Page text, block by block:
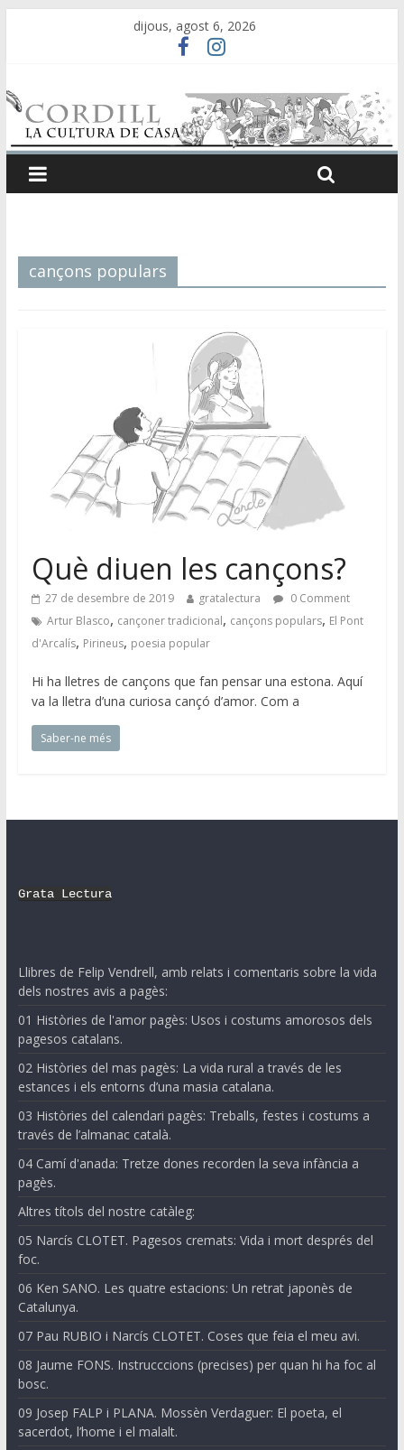
dijous, agost 6, 2026
cançons populars
Què diuen les cançons?
27 de desembre de 2019 gratalectura
0 Comment
Artur Blasco, cançoner tradicional, cançons populars, El Pont
d'Arcalís, Pirineus, poesia popular
Hi ha lletres de cançons que fan pensar una estona. Aquí
va la lletra d’una curiosa cançó d’amor. Com a
Saber-ne més
Grata Lectura
Llibres de Felip Vendrell, amb relats i comentaris sobre la vida
dels nostres avis a pagès:
01 Històries de l'amor pagès: Usos i costums amorosos dels
pagesos catalans.
02 Històries del mas pagès: La vida rural a través de les
estances i els entorns d’una masia catalana.
03 Històries del calendari pagès: Treballs, festes i costums a
través de l’almanac català.
04 Camí d'anada: Tretze dones recorden la seva infància a
pagès.
Altres títols del nostre catàleg:
05 Narcís CLOTET. Pagesos cremats: Vida i mort després del
foc.
06 Ken SANO. Les quatre estacions: Un retrat japonès de
Catalunya.
07 Pau RUBIO i Narcís CLOTET. Coses que feia el meu avi.
08 Jaume FONS. Instrucccions (precises) per quan hi ha foc al
bosc.
09 Josep FALP i PLANA. Mossèn Verdaguer: El poeta, el
sacerdot, l’home i el malalt.